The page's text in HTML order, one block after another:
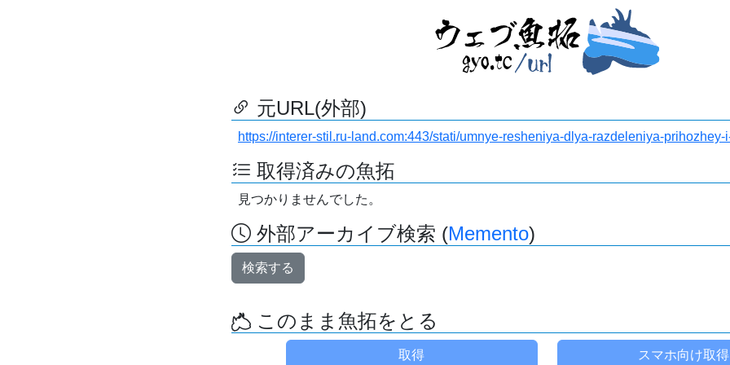
元URL(外部)
https://interer-stil.ru-land.com:443/stati/umnye-resheniya-dlya-razdeleniya-
取得済みの魚拓
見つかりませんでした。
外部アーカイブ検索 (Memento)
検索する
このまま魚拓をとる